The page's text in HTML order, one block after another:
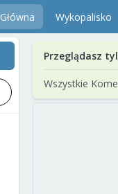
Główna Wykopalisko
Przeglądasz
Wszystkie